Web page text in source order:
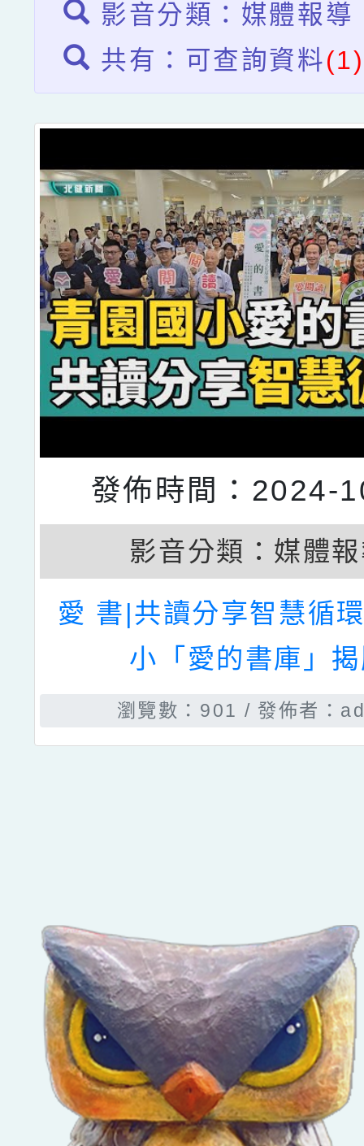
影音分類：媒體報導
共有：可查詢資料(1)
發佈時間：2024-
影音分類： 媒體
愛 書|共讀分享智慧循
小「愛的書庫」
瀏覽數：901 發佈者：